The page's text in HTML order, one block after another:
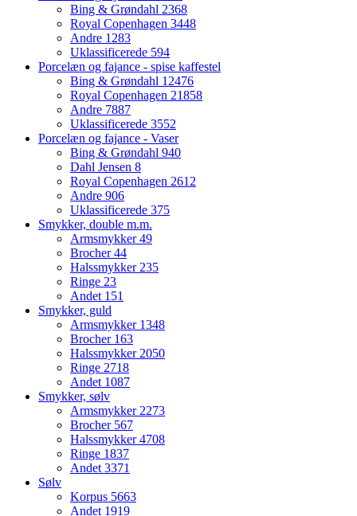
Bing & Grøndahl 2368
Royal Copenhagen 3448
Andre 1283
Uklassificerede 594
Porcelæn og fajance - spise kaffestel
Bing & Grøndahl 12476
Royal Copenhagen 21858
Andre 7887
Uklassificerede 3552
Porcelæn og fajance - Vaser
Bing & Grøndahl 940
Dahl Jensen 8
Royal Copenhagen 2612
Andre 906
Uklassificerede 375
Smykker, double m.m.
Armsmykker49
Brocher44
Halssmykker235
Ringe 23
Andet 151
Smykker, guld
Armsmykker 1348
Brocher 163
Halssmykker2050
Ringe 2718
Andet 1087
Smykker, sølv
Armsmykker2273
Brocher 567
Halssmykker4708
Ringe 1837
Andet3371
Sølv
Korpus 5663
Andet 1919